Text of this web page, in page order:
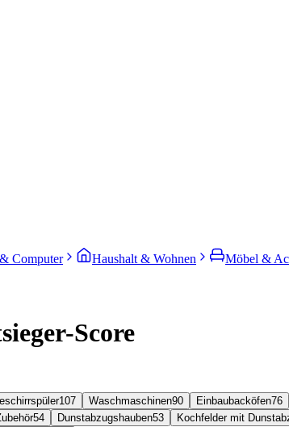
Computer Haushalt & Wohnen Möbel &
Score
107 Waschmaschinen90 Einbaubacköfen76
54 Dunstabzugshauben53 Kochfelder mit